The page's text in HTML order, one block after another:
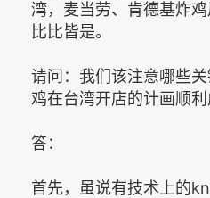
湾，麦当劳、肯德基炸
比比皆是。
请问：我们该注意哪些
鸡在台湾开店的计画顺利
答：
首先，虽说有技术上的